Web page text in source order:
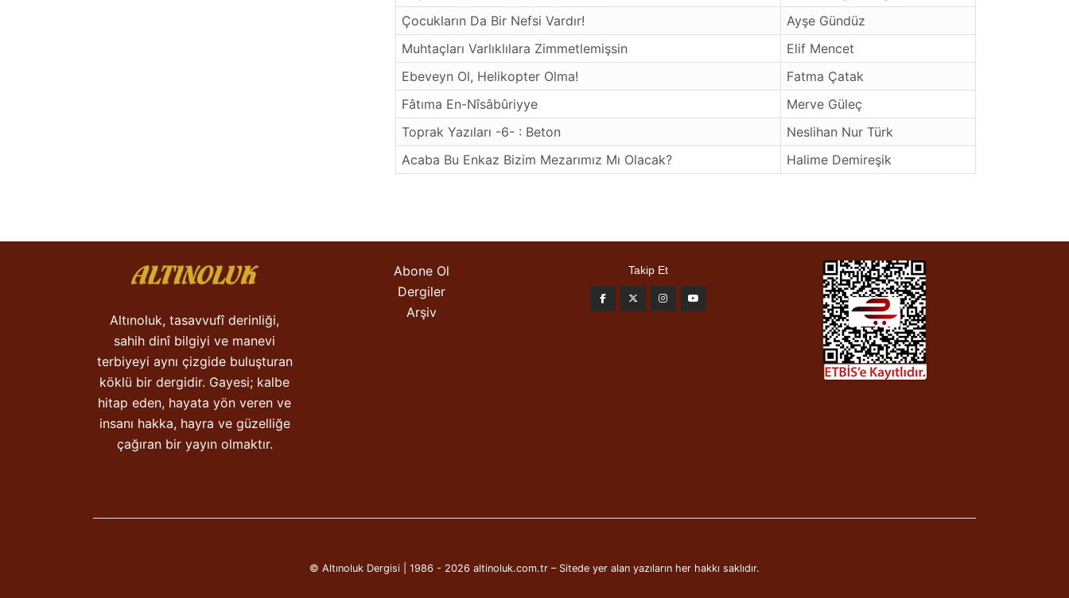
Çocukların Da Bir Nefsi Vardır!
Ayşe Gündüz
Muhtaçları Varlıklılara Zimmetlemişsin
Elif Mencet
Ebeveyn Ol, Helikopter Olma!
Fatma Çatak
Fâtıma En-Nîsâbûriyye
Merve Güleç
Toprak Yazıları -6- : Beton
Neslihan Nur Türk
Acaba Bu Enkaz Bizim Mezarımız Mı Olacak?
Halime Demireşik
Altınoluk, tasavvufî derinliği,
sahih dinî bilgiyi ve manevi
terbiyeyi aynı çizgide buluşturan
köklü bir dergidir. Gayesi; kalbe
hitap eden, hayata yön veren ve
insanı hakka, hayra ve güzelliğe
çağıran bir yayın olmaktır.
Abone Ol
Dergiler
Arşiv
Takip Et
© Altınoluk Dergisi | 1986 - 2026 altinoluk.com.tr – Sitede yer alan yazıların her hakkı saklıdır.